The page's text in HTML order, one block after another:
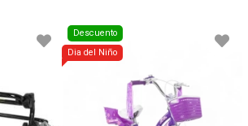
Descuento
Dia del Niño